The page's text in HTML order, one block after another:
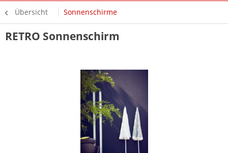
Übersicht Sonnenschirme
RETRO Sonnenschirm